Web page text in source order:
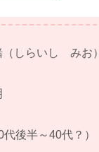
（しらいし みお）
後半～40代？）